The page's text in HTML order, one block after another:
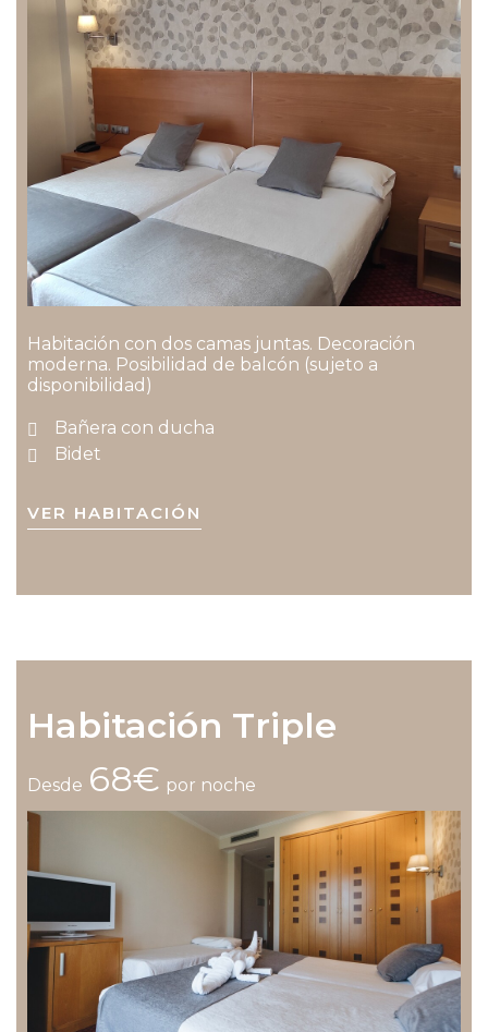
Habitación con dos camas juntas. Decoración
moderna. Posibilidad de balcón (sujeto a
disponibilidad)
Bañera con ducha
Bidet
VER HABITACIÓN
Habitación Triple
Desde 68€ por noche